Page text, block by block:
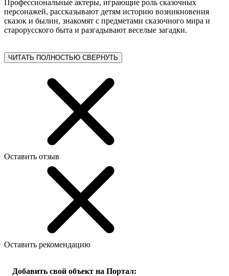
Профессиональные актеры, играющие роль сказочных
персонажей, рассказывают детям историю возникновения
сказок и былин, знакомят с предметами сказочного мира и
старорусского быта и разгадывают веселые загадки.
ЧИТАТЬ ПОЛНОСТЬЮ СВЕРНУТЬ
Оставить отзыв
Оставить рекомендацию
Добавить свой объект на Портал: